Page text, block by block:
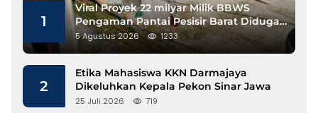
1
Viral Proyek 22 milyar Milik BBWS
Pengaman Pantai Pesisir Barat Diduga
Gunakan Besi Banci
5 Agustus 2026 1233
2
Etika Mahasiswa KKN Darmajaya
Dikeluhkan Kepala Pekon Sinar Jawa
25 Juli 2026 719